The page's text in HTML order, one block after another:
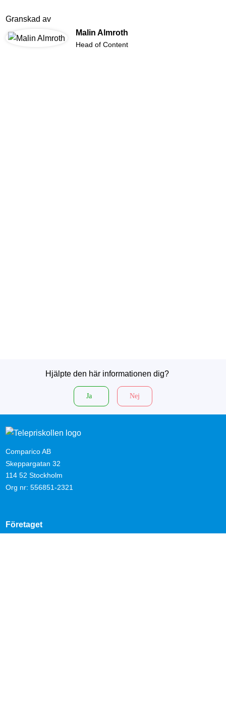
Granskad av
Malin Almroth
Head of Content
Hjälpte den här informationen dig?
Ja Nej
Comparico AB
Skeppargatan 32
114 52 Stockholm
Org nr: 556851-2321
Företaget